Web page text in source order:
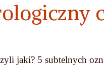
jaki? 5 subtelnych